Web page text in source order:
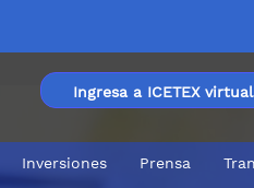
Ingresa a ICETEX virtual
Inversiones Prensa